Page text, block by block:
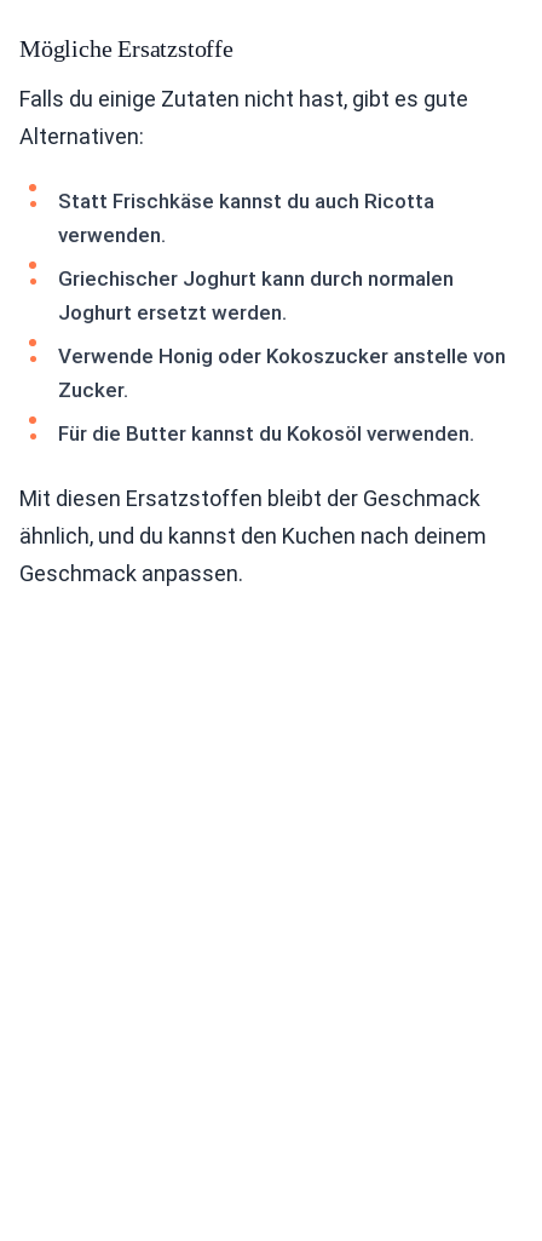
Mögliche Ersatzstoffe
Falls du einige Zutaten nicht hast, gibt es gute
Alternativen:
Statt Frischkäse kannst du auch Ricotta
verwenden.
Griechischer Joghurt kann durch normalen
Joghurt ersetzt werden.
Verwende Honig oder Kokoszucker anstelle von
Zucker.
Für die Butter kannst du Kokosöl verwenden.
Mit diesen Ersatzstoffen bleibt der Geschmack
ähnlich, und du kannst den Kuchen nach deinem
Geschmack anpassen.